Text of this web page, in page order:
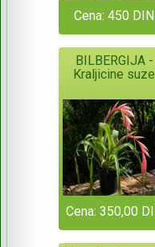
Cena: 450 DIN
BILBERGIJA -
Kraljicine suze
Cena: 350,00